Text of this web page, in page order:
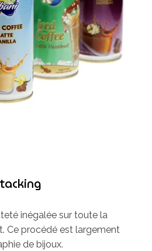
inégalée sur toute la
Ce procédé est largement
de bijoux.